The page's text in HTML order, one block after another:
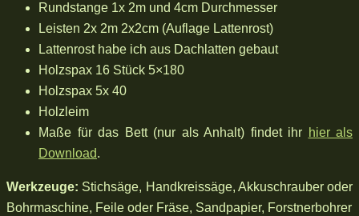
Rundstange 1x 2m und 4cm Durchmesser
Leisten 2x 2m 2x2cm (Auflage Lattenrost)
Lattenrost habe ich aus Dachlatten gebaut
Holzspax 16 Stück 5×180
Holzspax 5x 40
Holzleim
Maße für das Bett (nur als Anhalt) findet ihr hier als
Download.
Werkzeuge: Stichsäge, Handkreissäge, Akkuschrauber oder
Bohrmaschine, Feile oder Fräse, Sandpapier, Forstnerbohrer